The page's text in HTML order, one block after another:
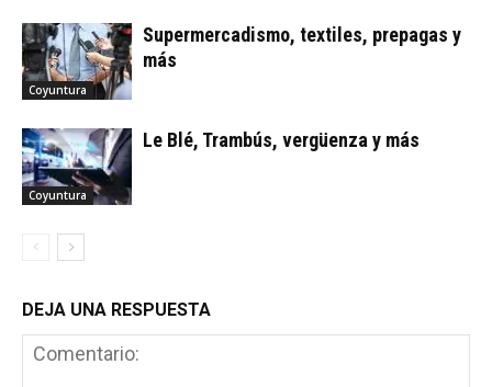
Coyuntura
Supermercadismo, textiles, prepagas y
más
Coyuntura
Le Blé, Trambús, vergüenza y más
DEJA UNA RESPUESTA